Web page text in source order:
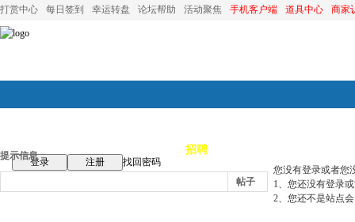
打赏中心 每日签到 幸运转盘 论坛帮助 活动聚焦 手机客户端 道具中心 商家
论坛首页 招聘
登录 注册
找回密码
帖子
提示信息
您没有登录或者您
1、您还没有登录
2、您还不是站点